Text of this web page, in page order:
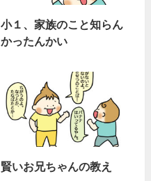
小１、家族のこと知らん
かったんかい
賢いお兄ちゃんの教え